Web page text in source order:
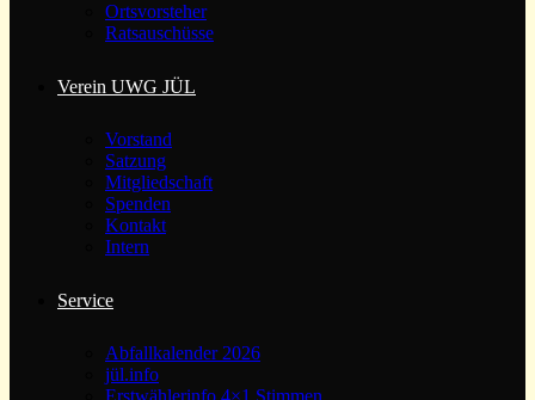
Ortsvorsteher
Ratsauschüsse
Verein UWG JÜL
Vorstand
Satzung
Mitgliedschaft
Spenden
Kontakt
Intern
Service
Abfallkalender 2026
jül.info
Erstwählerinfo 4×1 Stimmen